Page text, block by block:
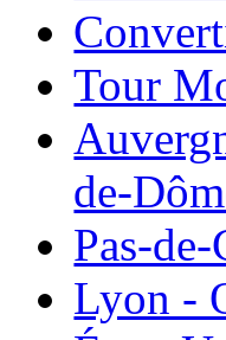
Tour
de-
Pas-
Lyon -